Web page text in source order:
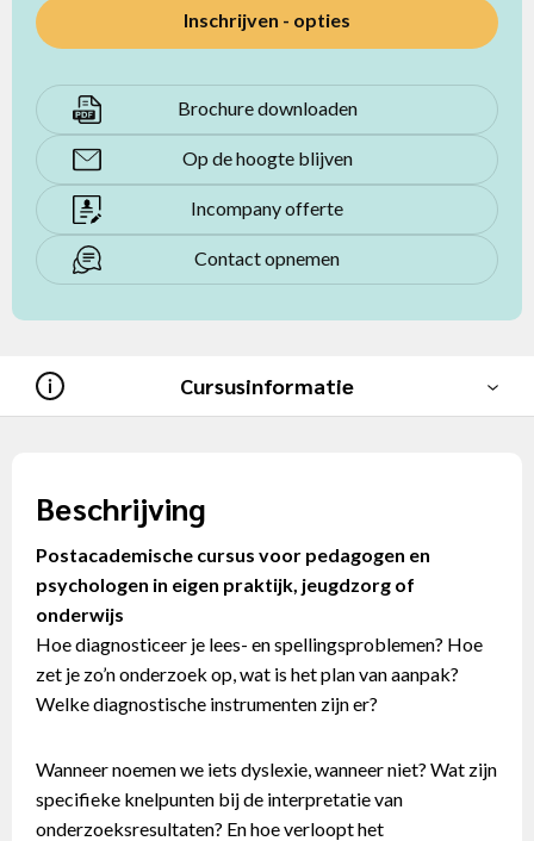
Inschrijven - opties
Brochure downloaden
Op de hoogte blijven
Incompany offerte
Contact opnemen
Cursusinformatie
Beschrijving
Postacademische cursus voor pedagogen en
psychologen in eigen praktijk, jeugdzorg of
onderwijs
Hoe diagnosticeer je lees- en spellingsproblemen? Hoe
zet je zo’n onderzoek op, wat is het plan van aanpak?
Welke diagnostische instrumenten zijn er?
Wanneer noemen we iets dyslexie, wanneer niet? Wat zijn
specifieke knelpunten bij de interpretatie van
onderzoeksresultaten? En hoe verloopt het